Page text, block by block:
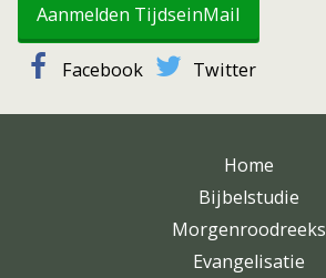
Aanmelden TijdseinMail
Facebook Twitter
Home
Bijbelstudie
Morgenroodreeks
Evangelisatie